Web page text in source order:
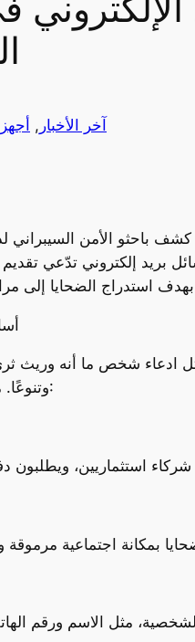
آخر الأخبار ,
بريد إلكتروني تدّعي
مثل ادعاء شخص ما أنه وريث
وتنوعًا. من بين أبرز الأساليب التي رُصدت في 2024: